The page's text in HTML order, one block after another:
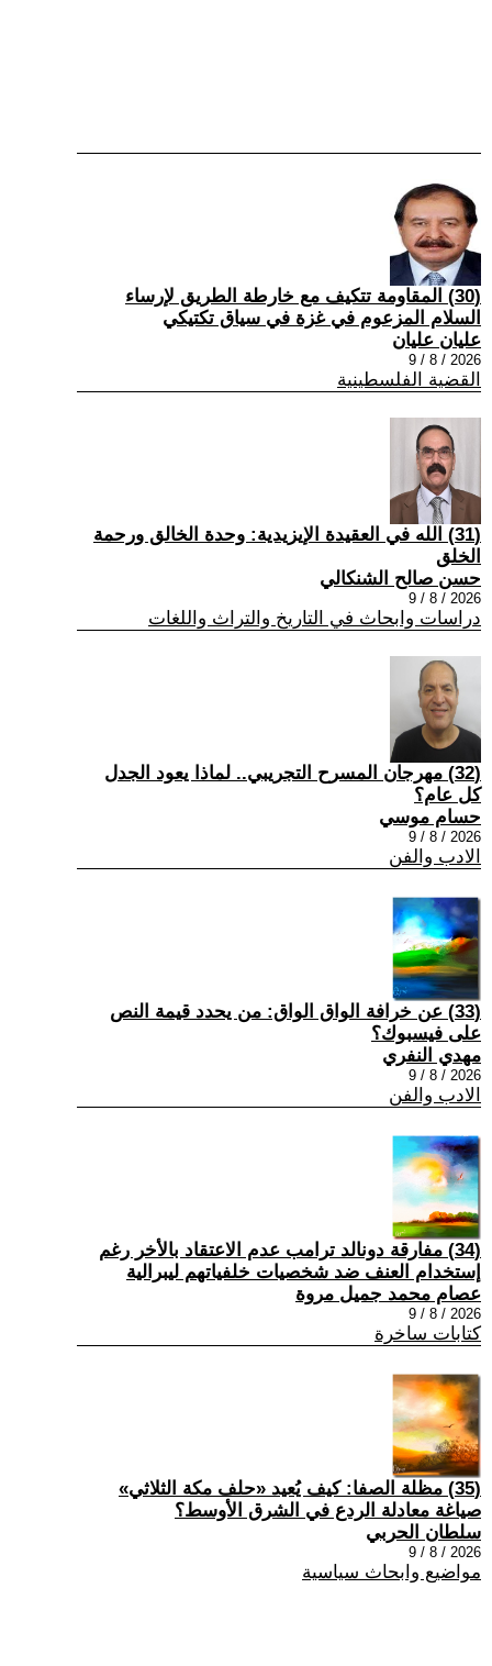
(30) المقاومة تتكيف مع خارطة الطريق لإرساء
السلام المزعوم في غزة في سياق تكتيكي
عليان عليان
2026 / 8 / 9
القضية الفلسطينية
(31) الله في العقيدة الإيزيدية: وحدة الخالق ورحمة
الخلق
حسن صالح الشنكالي
2026 / 8 / 9
دراسات وابحاث في التاريخ والتراث واللغات
(32) مهرجان المسرح التجريبي.. لماذا يعود الجدل
كل عام؟
حسام موسي
2026 / 8 / 9
الادب والفن
(33) عن خرافة الواق الواق: من يحدد قيمة النص
على فيسبوك؟
مهدي النفري
2026 / 8 / 9
الادب والفن
(34) مفارقة دونالد ترامب عدم الاعتقاد بالأخر رغم
إستخدام العنف ضد شخصيات خلفياتهم ليبرالية
عصام محمد جميل مروة
2026 / 8 / 9
كتابات ساخرة
(35) مظلة الصفا: كيف يُعيد «حلف مكة الثلاثي»
صياغة معادلة الردع في الشرق الأوسط؟
سلطان الحربي
2026 / 8 / 9
مواضيع وابحاث سياسية